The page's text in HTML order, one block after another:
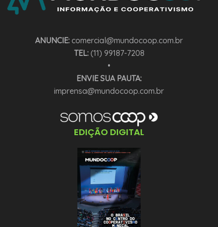
ANUNCIE: comercial@mundocoop.com.br
TEL:(11) 99187-7208
•
ENVIE SUA PAUTA:
imprensa@mundocoop.com.br
EDIÇÃO DIGITAL